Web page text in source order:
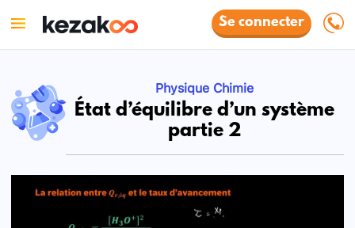
Se connecter
Physique Chimie
État d’équilibre d’un système
partie 2